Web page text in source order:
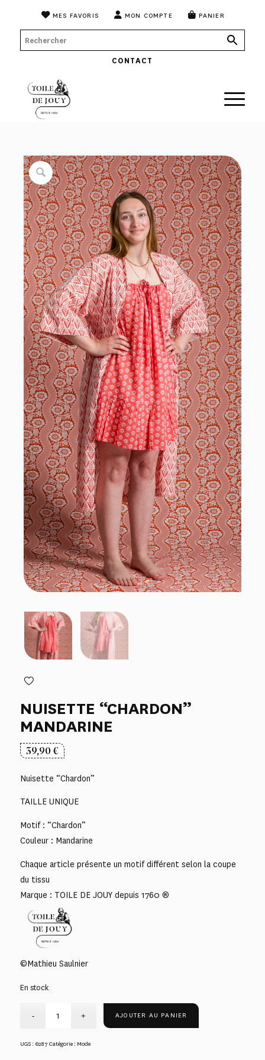
MES FAVORIS MON COMPTE PANIER
CONTACT
NUISETTE “CHARDON”
MANDARINE
39,90€
Nuisette “Chardon”
TAILLE UNIQUE
Motif : “Chardon”
Couleur : Mandarine
Chaque article présente un motif différent selon la coupe
du tissu
Marque : TOILE DE JOUY depuis 1760 ®
©Mathieu Saulnier
En stock
AJOUTER AU PANIER
UGS : 6287 Catégorie : Mode